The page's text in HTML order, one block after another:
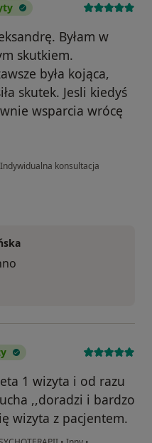
Byłam w
skutkiem.
była kojąca,
skutek. Jesli kiedyś
wsparcia wrócę
Indywidualna konsultacja
1 wizyta i od razu
,,doradzi i bardzo
wizyta z pacjentem.